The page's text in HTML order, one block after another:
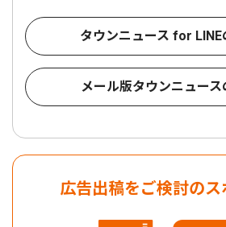
タウンニュース for LINE
メール版タウンニュース
広告出稿をご検討のス